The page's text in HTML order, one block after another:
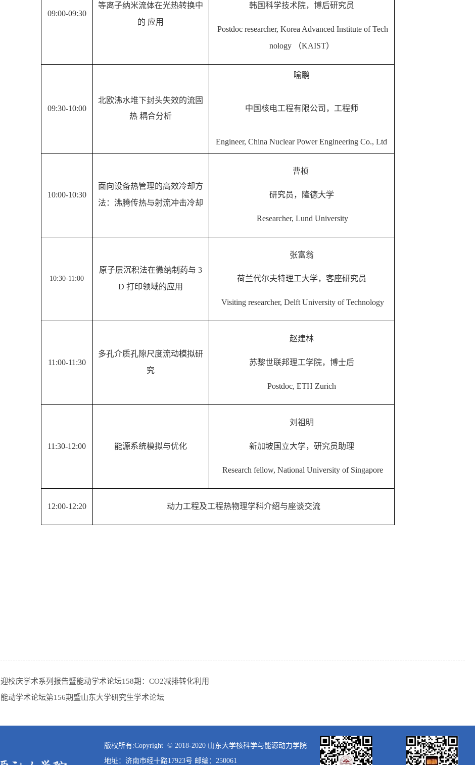
09:00-09:30
等离子纳米流体在光热转换中
的 应用
韩国科学技术院，博后研究员
Postdoc researcher, Korea Advanced Institute of Tech
nology （KAIST）
09:30-10:00
北欧沸水堆下封头失效的流固
热 耦合分析
喻鹏
中国核电工程有限公司，工程师
Engineer, China Nuclear Power Engineering Co., Ltd
10:00-10:30
面向设备热管理的高效冷却方
法：沸腾传热与射流冲击冷却
曹桢
研究员，隆德大学
Researcher, Lund University
10:30-11:00
原子层沉积法在微纳制药与 3
D 打印领域的应用
张富翁
荷兰代尔夫特理工大学，客座研究员
Visiting researcher, Delft University of Technology
11:00-11:30
多孔介质孔隙尺度流动模拟研
究
赵建林
苏黎世联邦理工学院，博士后
Postdoc, ETH Zurich
11:30-12:00 能源系统模拟与优化
刘祖明
新加坡国立大学，研究员助理
Research fellow, National University of Singapore
12:00-12:20 动力工程及工程热物理学科介绍与座谈交流
迎校庆学术系列报告暨能动学术论坛158期：CO2减排转化利用
能动学术论坛第156期暨山东大学研究生学术论坛
版权所有:Copyright © 2018-2020 山东大学核科学与能源动力学院
地址：济南市经十路17923号 邮编：250061